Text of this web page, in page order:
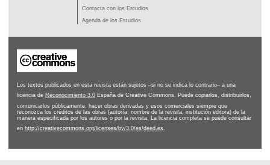
Contacta con los Estudios
Agenda de los Estudios
Los textos publicados en esta revista están sujetos –si no se indica lo contrario– a una
licencia de Reconocimiento 3.0 España de Creative Commons. Puede copiarlos, distribuirlos,
comunicarlos públicamente, hacer obras derivadas y usos comerciales siempre que
reconozca los créditos de las obras (autoría, nombre de la revista, institución editora) de la
manera especificada por los autores o por la revista. La licencia completa se puede consultar
en http://creativecommons.org/licenses/by/3.0/es/deed.es